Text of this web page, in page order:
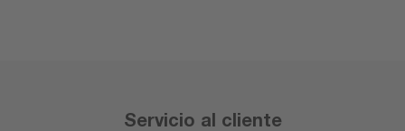
Servicio al cliente